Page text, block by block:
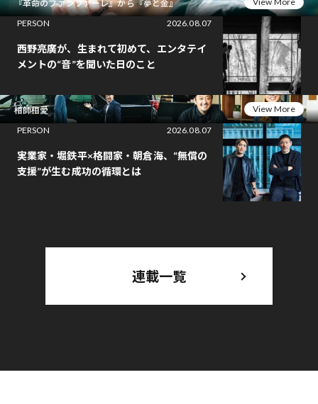
『革命のファンファーレ』から『夢と金』
PERSON
2026.08.07
西野亮廣が、生まれて初めて、エンタテイ
メントの“音”を聞いた日のこと
相師相愛
View More
PERSON
2026.08.07
実業家・堀鉄平×格闘家・朝倉海、“無償の
支援”が生む成功の循環とは
連載一覧